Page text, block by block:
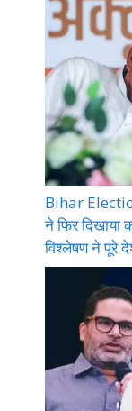
Bihar
ने फिर दिखाया
विश्लेषण ने पूरे